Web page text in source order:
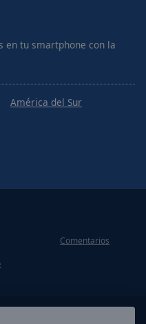
en tu smartphone con la
América del Sur
Comentarios